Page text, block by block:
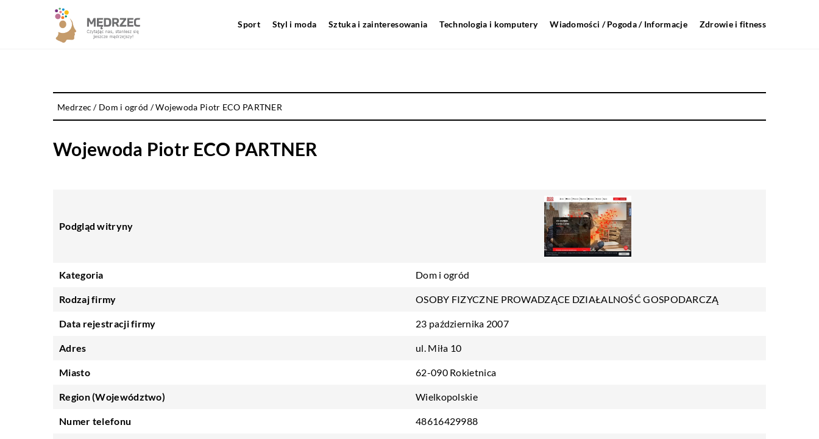
Sport Styl i moda Sztuka i zainteresowania Technologia i komputery Wiadomości / Pogoda / Informacje Zdrowie i fitness
Medrzec / Dom i ogród /Wojewoda Piotr ECO PARTNER
Wojewoda Piotr ECO PARTNER
Podgląd witryny
Kategoria Dom i ogród
Rodzaj firmy OSOBY FIZYCZNE PROWADZĄCE DZIAŁALNOŚĆ GOSPODARCZĄ
Data rejestracji firmy 23 października 2007
Adres ul. Miła 10
Miasto 62-090 Rokietnica
Region (Województwo) Wielkopolskie
Numer telefonu 48616429988